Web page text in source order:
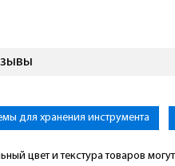
для хранения инструмента
цвет и текстура товаров